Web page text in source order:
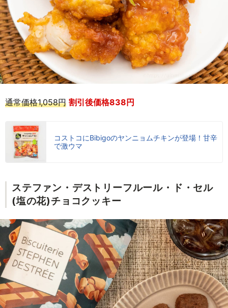
通常価格1,058円 割引後価格838円
コストコにBibigoのヤンニョムチキンが登場！甘辛
で激ウマ
ステファン・デストリーフルール・ド・セル
(塩の花)チョコクッキー